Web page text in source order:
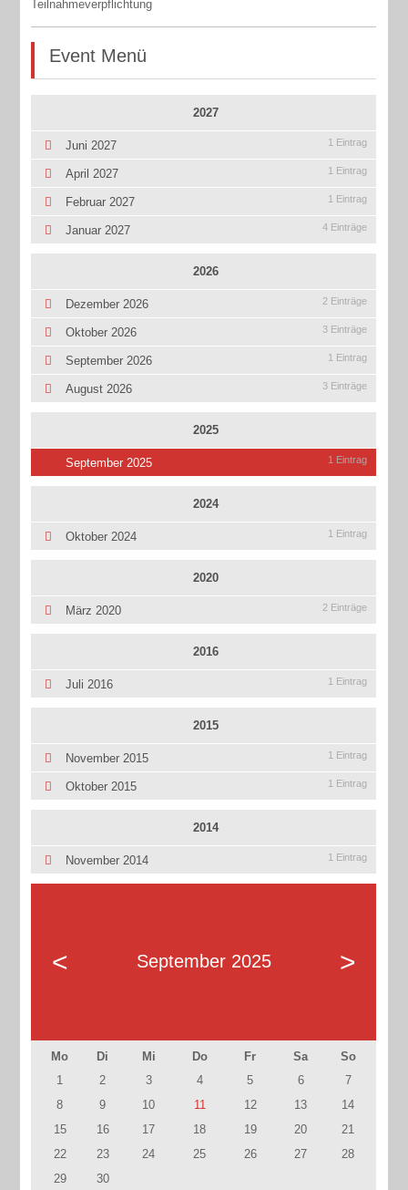
Teilnahmeverpflichtung
Event Menü
2027
Juni 2027 1 Eintrag
April 2027 1 Eintrag
Februar 2027 1 Eintrag
Januar 2027 4 Einträge
2026
Dezember 2026 2 Einträge
Oktober 2026 3 Einträge
September 2026 1 Eintrag
August 2026 3 Einträge
2025
September 2025 1 Eintrag
2024
Oktober 2024 1 Eintrag
2020
März 2020 2 Einträge
2016
Juli 2016 1 Eintrag
2015
November 2015 1 Eintrag
Oktober 2015 1 Eintrag
2014
November 2014 1 Eintrag
< September 2025 >
Mo Di Mi Do Fr Sa
So
1
2 3 4 5 6
7
8
9 10 11 12 13
14
15
16 17 18 19 20
21
22
23 24 25 26 27
28
29
30